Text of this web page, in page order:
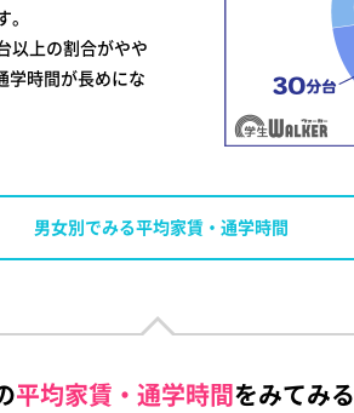
以上の割合がやや
学時間が長めにな
男女別でみる平均家賃・通学時間
平均家賃・通学時間をみてみる